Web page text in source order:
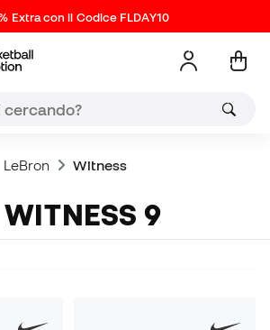
Extra con il Codice FLDAY10
LeBron Witness
WITNESS 9